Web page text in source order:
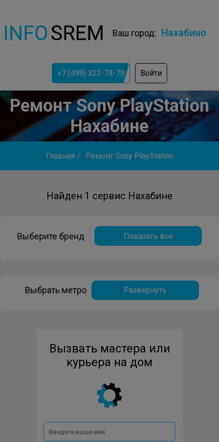
Ваш город: Нахабино
+7 (499) 322-74-79 Войти
Ремонт Sony PlayStation
Нахабине
Главная / Ремонт Sony PlayStation
Найден 1 сервис Нахабине
Выберите бренд Показать все
Выбрать метро Развернуть
Вызвать мастера или
курьера на дом